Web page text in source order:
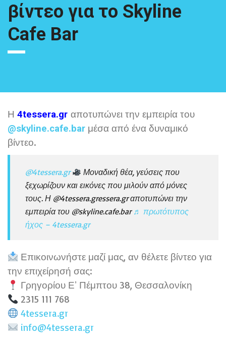
βίντεο για το Skyline
Cafe Bar
Η 4tessera.gr αποτυπώνει την εμπειρία του
@skyline.cafe.bar μέσα από ένα δυναμικό
βίντεο.
@4tessera.gr
Μοναδική θέα, γεύσεις που
ξεχωρίζουν και εικόνες που μιλούν από μόνες
τους. Η @4tessera.gressera.gr αποτυπώνει την
εμπειρία του @skyline.cafe.bar♬ πρωτότυπος
ήχος – 4tessera.gr
Επικοινωνήστε μαζί μας, αν θέλετε βίντεο για
την επιχείρησή σας:
Γρηγορίου Εʼ Πέμπτου 38, Θεσσαλονίκη
2315 111 768
4tessera.gr
info@4tessera.gr